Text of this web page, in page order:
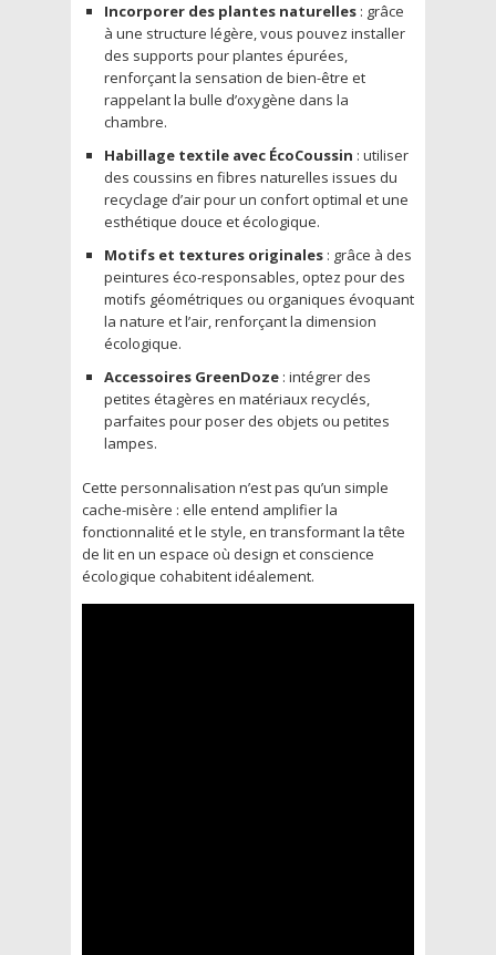
Incorporer des plantes naturelles : grâce
à une structure légère, vous pouvez installer
des supports pour plantes épurées,
renforçant la sensation de bien-être et
rappelant la bulle d’oxygène dans la
chambre.
Habillage textile avec ÉcoCoussin : utiliser
des coussins en fibres naturelles issues du
recyclage d’air pour un confort optimal et une
esthétique douce et écologique.
Motifs et textures originales : grâce à des
peintures éco-responsables, optez pour des
motifs géométriques ou organiques évoquant
la nature et l’air, renforçant la dimension
écologique.
Accessoires GreenDoze : intégrer des
petites étagères en matériaux recyclés,
parfaites pour poser des objets ou petites
lampes.
Cette personnalisation n’est pas qu’un simple
cache-misère : elle entend amplifier la
fonctionnalité et le style, en transformant la tête
de lit en un espace où design et conscience
écologique cohabitent idéalement.